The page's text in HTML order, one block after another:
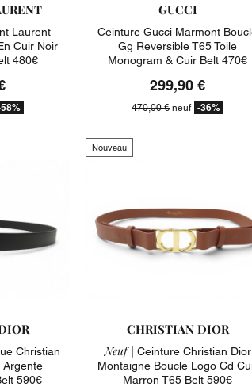
Laurent
Cuir Noir
480€
GUCCI
Ceinture Gucci Marmont
Gg Reversible T65 Toile
Monogram & Cuir Belt 470€
299,90 €
470,00 € neuf -36%
Christian
Argente
590€
Nouveau
CHRISTIAN DIOR
Neuf | Ceinture Christian Dior
Montaigne Boucle Logo Cd
Marron T65 Belt 590€